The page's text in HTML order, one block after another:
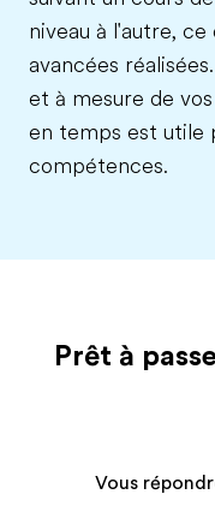
niveau à l'autre,
avancées
et à mesure de
en temps est utile
compétences.
Prêt à
Vous